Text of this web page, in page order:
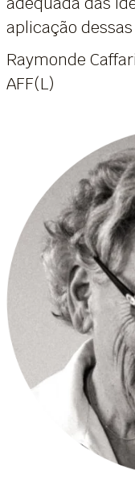
aplicação
Raymonde
AFF(L)